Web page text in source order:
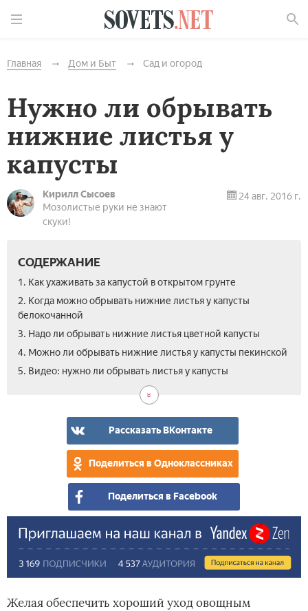
Главная Дом и Быт Сад и огород
Нужно ли обрывать
нижние листья у
капусты
Кирилл Сысоев
Мозолистые руки не знают
скуки!
24 авг. 2016 г.
СОДЕРЖАНИЕ
1. Как ухаживать за капустой в открытом грунте
2. Когда можно обрывать нижние листья у капусты
белокочанной
3. Надо ли обрывать нижние листья цветной капусты
4. Можно ли обрывать нижние листья у капусты пекинской
5. Видео: нужно ли обрывать листья у капусты
Рассказать ВКонтакте
Поделиться в Одноклассниках
Поделиться в Facebook
Желая обеспечить хороший уход овощным